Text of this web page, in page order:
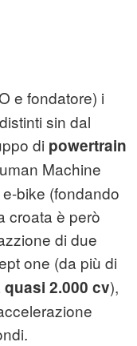
e fondatore) i
sin dal
di powertrain
Machine
bike (fondando
croata è però
di due
one (da più di
quasi 2.000 cv),